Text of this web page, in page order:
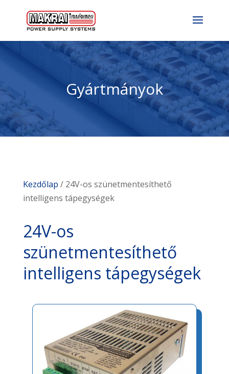
Gyártmányok
Kezdőlap / 24V-os szünetmentesíthető
intelligens tápegységek
24V-os
szünetmentesíthető
intelligens tápegységek